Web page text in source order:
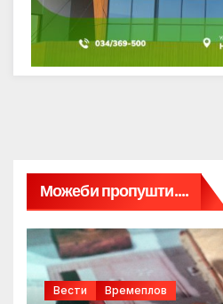
Можеби пропушти....
Вести Времеплов